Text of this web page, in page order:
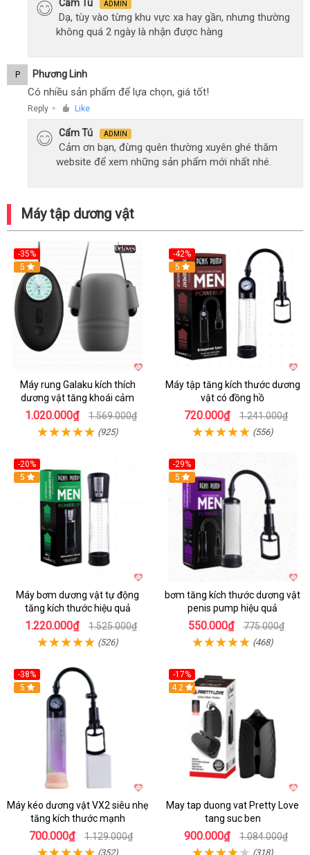
Cẩm Tú ADMIN
Dạ, tùy vào từng khu vực xa hay gần, nhưng thường
không quá 2 ngày là nhận được hàng
P Phương Linh
Có nhiều sản phẩm để lựa chọn, giá tốt!
Reply ● Like
Cẩm Tú ADMIN
Cảm ơn bạn, đừng quên thường xuyên ghé thăm
website để xem những sản phẩm mới nhất nhé.
Máy tập dương vật
-35%
Hot
5
Máy rung Galaku kích thích
dương vật tăng khoái cảm
1.020.000₫ 1.569.000₫
(925)
-42%
5
Máy tập tăng kích thước dương
vật có đồng hồ
720.000₫ 1.241.000₫
(556)
-20%
5
Máy bơm dương vật tự động
tăng kích thước hiệu quả
1.220.000₫ 1.525.000₫
(526)
-29%
5
bơm tăng kích thước dương vật
penis pump hiệu quả
550.000₫ 775.000₫
(468)
-38%
Hot
5
Máy kéo dương vật VX2 siêu nhẹ
tăng kích thước mạnh
700.000₫ 1.129.000₫
(352)
-17%
4.2
May tap duong vat Pretty Love
tang suc ben
900.000₫ 1.084.000₫
(318)